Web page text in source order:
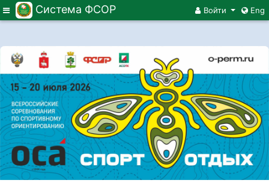
Меню Система ФСОР Войти Eng